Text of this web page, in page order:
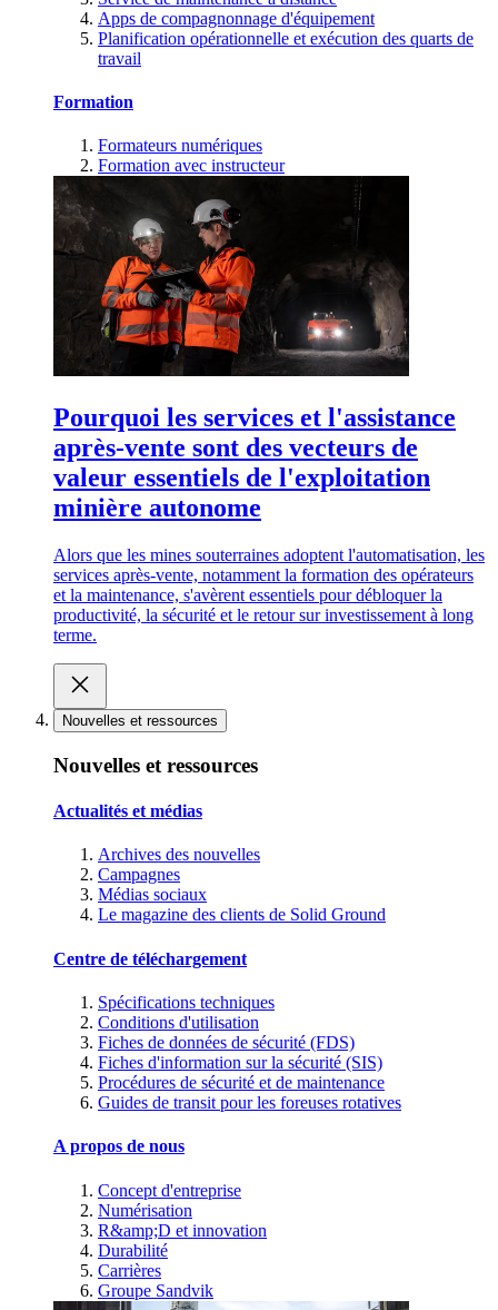
Apps de compagnonnage d'équipement
Planification opérationnelle et exécution des quarts de
travail
Formation
Formateurs numériques
Formation avec instructeur
Pourquoi les services et l'assistance
après-vente sont des vecteurs de
valeur essentiels de l'exploitation
minière autonome
Alors que les mines souterraines adoptent l'automatisation, les
services après-vente, notamment la formation des opérateurs
et la maintenance, s'avèrent essentiels pour débloquer la
productivité, la sécurité et le retour sur investissement à long
terme.
Nouvelles et ressources
Nouvelles et ressources
Actualités et médias
Archives des nouvelles
Campagnes
Médias sociaux
Le magazine des clients de Solid Ground
Centre de téléchargement
Spécifications techniques
Conditions d'utilisation
Fiches de données de sécurité (FDS)
Fiches d'information sur la sécurité (SIS)
Procédures de sécurité et de maintenance
Guides de transit pour les foreuses rotatives
A propos de nous
Concept d'entreprise
Numérisation
R&amp;D et innovation
Durabilité
Carrières
Groupe Sandvik